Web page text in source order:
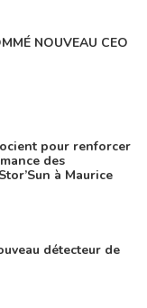
NOUVEAU CEO
pour renforcer
des
à Maurice
détecteur de